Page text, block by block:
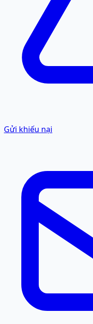
Gửi khiếu nại